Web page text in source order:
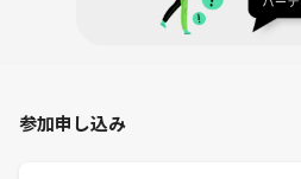
参加申し込み